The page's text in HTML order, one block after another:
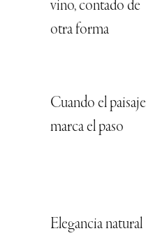
vino, contado de
otra forma
Cuando el paisaje
marca el paso
Elegancia natural